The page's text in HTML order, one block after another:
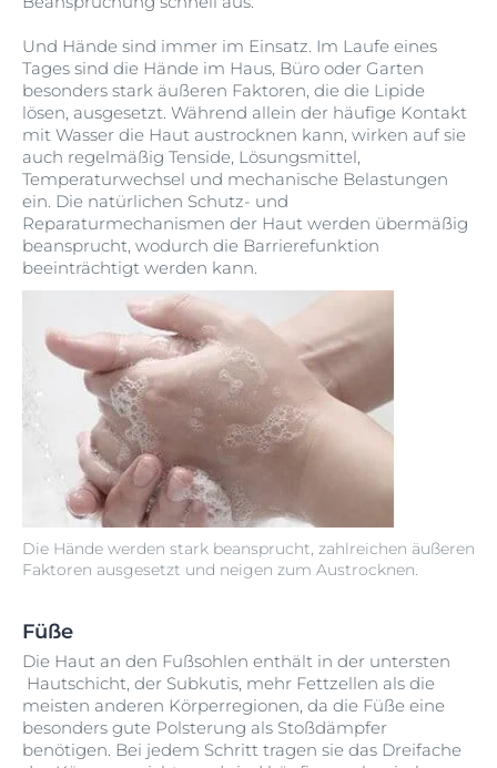
Die Hände werden stark beansprucht, zahlreichen äußeren
Faktoren ausgesetzt und neigen zum Austrocknen.
Und Hände sind immer im Einsatz. Im Laufe eines
Tages sind die Hände im Haus, Büro oder Garten
besonders stark äußeren Faktoren, die die Lipide
lösen, ausgesetzt. Während allein der häufige Kontakt
mit Wasser die Haut austrocknen kann, wirken auf sie
auch regelmäßig Tenside, Lösungsmittel,
Temperaturwechsel und mechanische Belastungen
ein. Die natürlichen Schutz- und
Reparaturmechanismen der Haut werden übermäßig
beansprucht, wodurch die Barrierefunktion
beeinträchtigt werden kann.
Füße
Die Haut an den Fußsohlen enthält in der untersten
Hautschicht, der Subkutis, mehr Fettzellen als die
meisten anderen Körperregionen, da die Füße eine
besonders gute Polsterung als Stoßdämpfer
benötigen. Bei jedem Schritt tragen sie das Dreifache